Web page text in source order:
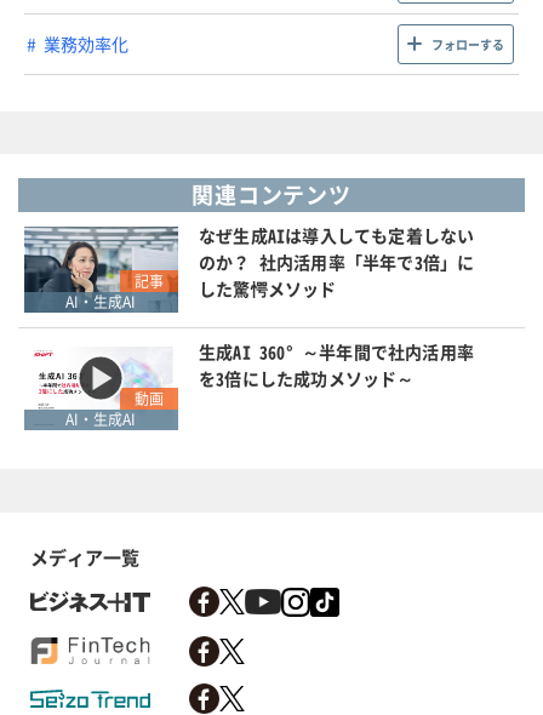
業務効率化 フォローする
関連コンテンツ
記事
AI・生成AI
なぜ生成AIは導入しても定着しない
のか？ 社内活用率「半年で3倍」に
した驚愕メソッド
動画
AI・生成AI
生成AI 360° ～半年間で社内活用率
を3倍にした成功メソッド～
メディア一覧